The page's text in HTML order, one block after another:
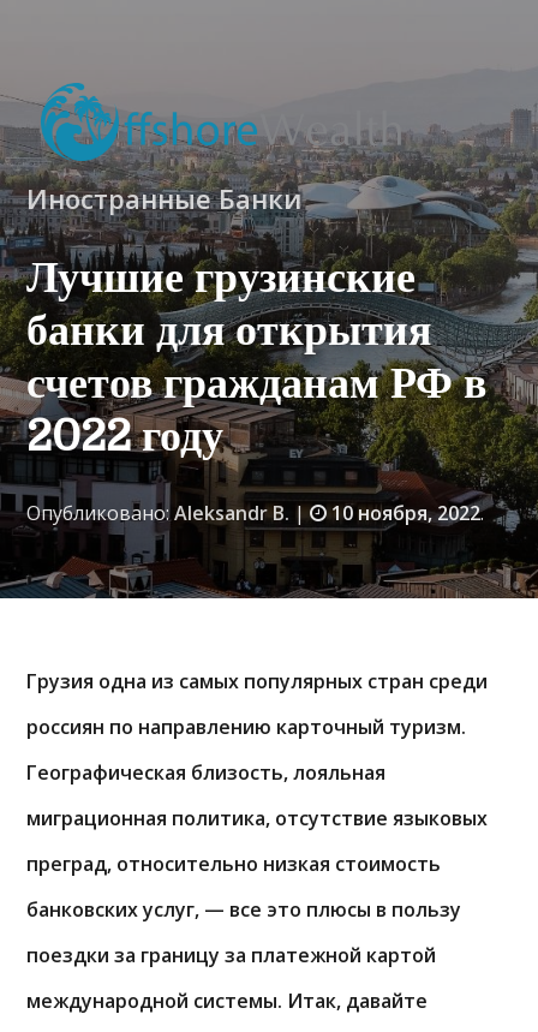
Иностранные Банки
Лучшие грузинские
банки для открытия
счетов гражданам РФ в
2022 году
Опубликовано:Aleksandr B. | 10 ноября, 2022.
Грузия одна из самых популярных стран среди
россиян по направлению карточный туризм.
Географическая близость, лояльная
миграционная политика, отсутствие языковых
преград, относительно низкая стоимость
банковских услуг, — все это плюсы в пользу
поездки за границу за платежной картой
международной системы. Итак, давайте